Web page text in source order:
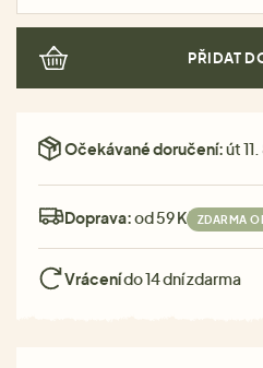
PŘIDAT
Očekávané doručení:út
Doprava:od 59 Kč ZDARMA
Vrácenído 14 dní zdarma